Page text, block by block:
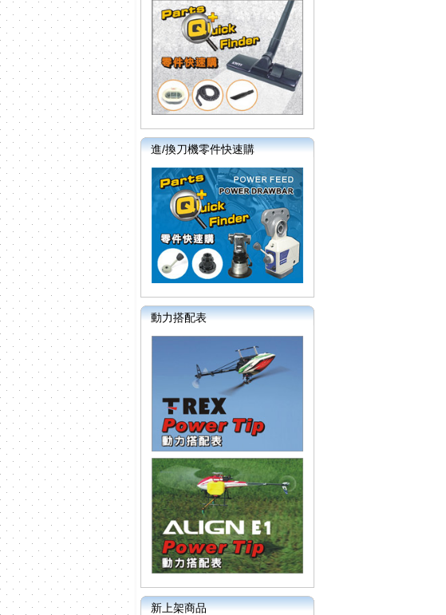
進/換刀機零件快速購
動力搭配表
新上架商品